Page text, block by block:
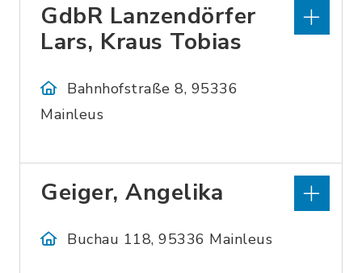
GdbR Lanzendörfer
Lars, Kraus Tobias
Bahnhofstraße 8, 95336
Mainleus
Geiger, Angelika
Buchau 118, 95336 Mainleus